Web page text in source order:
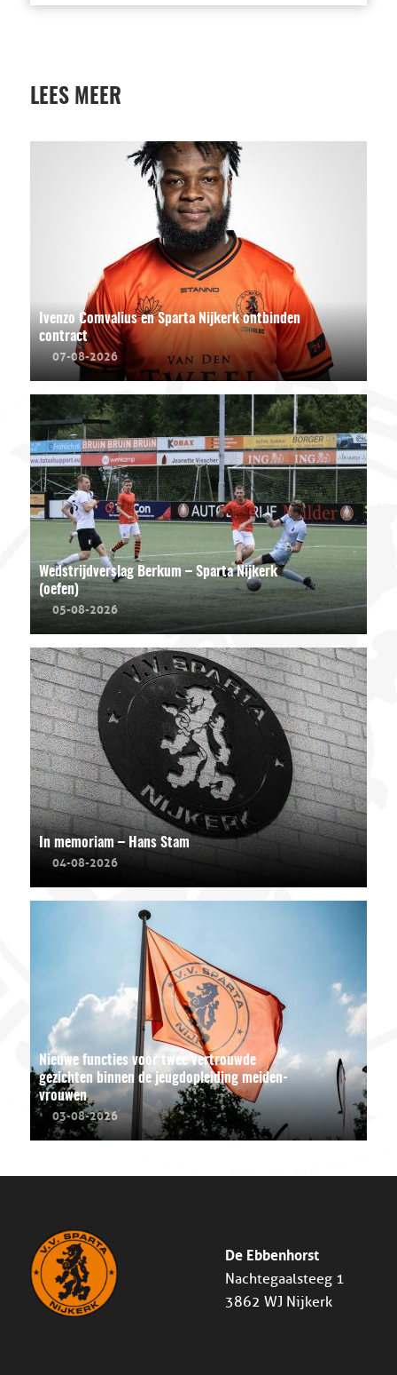
LEES MEER
Ivenzo Comvalius en Sparta Nijkerk ontbinden
contract
07-08-2026
Wedstrijdverslag Berkum – Sparta Nijkerk
(oefen)
05-08-2026
In memoriam – Hans Stam
04-08-2026
Nieuwe functies voor twee vertrouwde
gezichten binnen de jeugdopleiding meiden-
vrouwen
03-08-2026
De Ebbenhorst
Nachtegaalsteeg 1
3862 WJ Nijkerk